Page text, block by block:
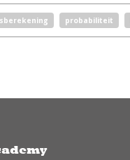
probabiliteit